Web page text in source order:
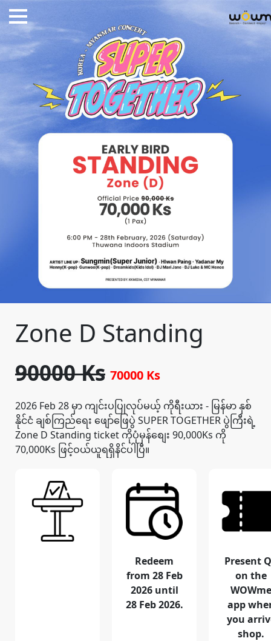
Zone D Standing
90000 Ks 70000 Ks
2026 Feb 28 မှာ ကျင်းပပြုလုပ်မယ့် ကိုရီးယား - မြန်မာ နှစ်
နိုင်ငံ ချစ်ကြည်ရေး ဖျော်ဖြေပွဲ SUPER TOGETHER ပွဲကြီးရဲ့
Zone D Standing ticket ကိုပုံမှန်စျေး 90,000Ks ကို
70,000Ks ဖြင့်ဝယ်ယူရရှိနိင်ပါပြီ။
Redeem
from 28 Feb
2026 until
28 Feb 2026.
Present
on the
WOWme
app
you
shop.